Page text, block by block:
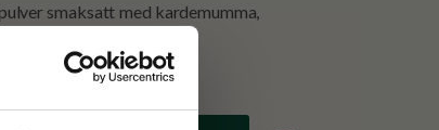
smaksatt med kardemumma,
mjölk.